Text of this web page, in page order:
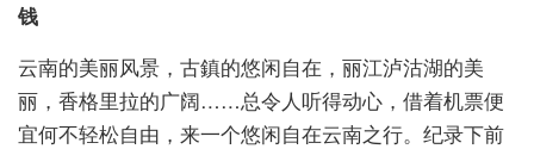
钱
云南的美丽风景，古鎮的悠闲自在，丽江泸沽湖的美
丽，香格里拉的广阔……总令人听得动心，借着机票便
宜何不轻松自由，来一个悠闲自在云南之行。纪录下前